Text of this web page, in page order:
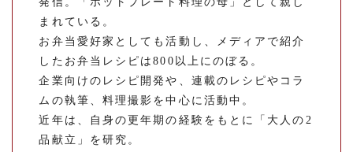
まれている。
お弁当愛好家としても活動し、メディアで紹介
したお弁当レシピは800以上にのぼる。
企業向けのレシピ開発や、連載のレシピやコラ
ムの執筆、料理撮影を中心に活動中。
近年は、自身の更年期の経験をもとに「大人の2
品献立」を研究。